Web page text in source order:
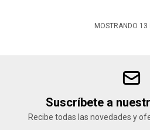
MOSTRANDO 13
Suscríbete a
Recibe todas las novedades y